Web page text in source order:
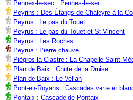
Pennes-le-sec : Pennes-le-sec
Peyrins : Des Étangs de Chaleyre à la
Peyrus : Le pas du Touet
Peyrus : Le pas du Touet et St Vincent
Peyrus : Les Roches
Peyrus : Pierre chauve
Piègros-la-Clastre : La Chapelle Saint-
Plan de Baix : Chute de la Druise
Plan de Baix : Le Vellan
Pont-en-Royans : Cascades verte et
Pontaix : Cascade de Pontaix